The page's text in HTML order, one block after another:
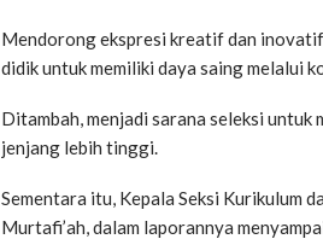
Mendorong ekspresi kreatif dan
didik untuk memiliki daya saing melalui
Ditambah, menjadi sarana seleksi
jenjang lebih tinggi.
Sementara itu, Kepala Seksi Kurikulum
Murtafi’ah, dalam laporannya